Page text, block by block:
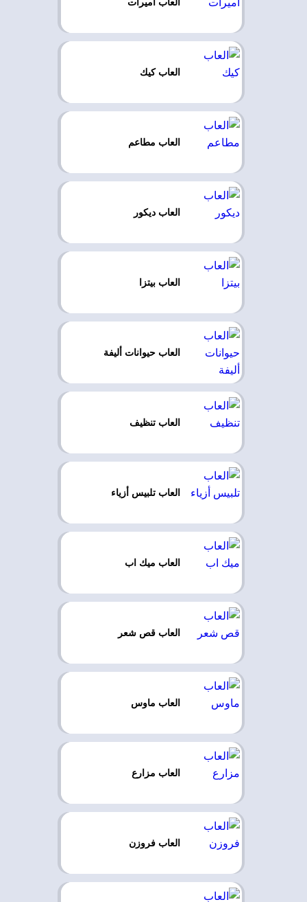
العاب كيك
العاب مطاعم
العاب ديكور
العاب بيتزا
العاب حيوانات أليفة
العاب تنظيف
العاب تلبيس أزياء
العاب ميك اب
العاب قص شعر
العاب ماوس
العاب مزارع
العاب فروزن